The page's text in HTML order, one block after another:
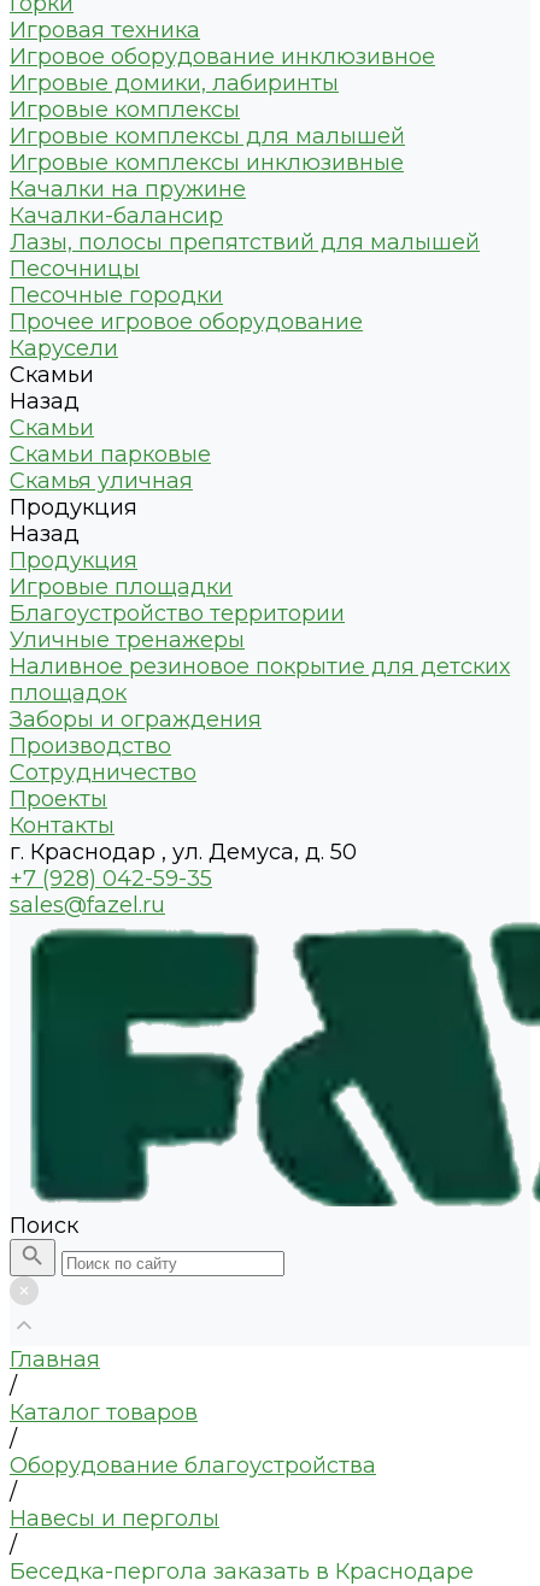
Игровая техника
Игровое оборудование инклюзивное
Игровые домики, лабиринты
Игровые комплексы
Игровые комплексы для малышей
Игровые комплексы инклюзивные
Качалки на пружине
Качалки-балансир
Лазы, полосы препятствий для малышей
Песочницы
Песочные городки
Прочее игровое оборудование
Карусели
Скамьи
Назад
Скамьи
Скамьи парковые
Скамья уличная
Продукция
Назад
Продукция
Игровые площадки
Благоустройство территории
Уличные тренажеры
Наливное резиновое покрытие для детских
площадок
Заборы и ограждения
Производство
Сотрудничество
Проекты
Контакты
г. Краснодар , ул. Демуса, д. 50
+7 (928) 042-59-35
sales@fazel.ru
Поиск
Главная
/
Каталог товаров
/
Оборудование благоустройства
/
Навесы и перголы
/
Беседка-пергола заказать в Краснодаре